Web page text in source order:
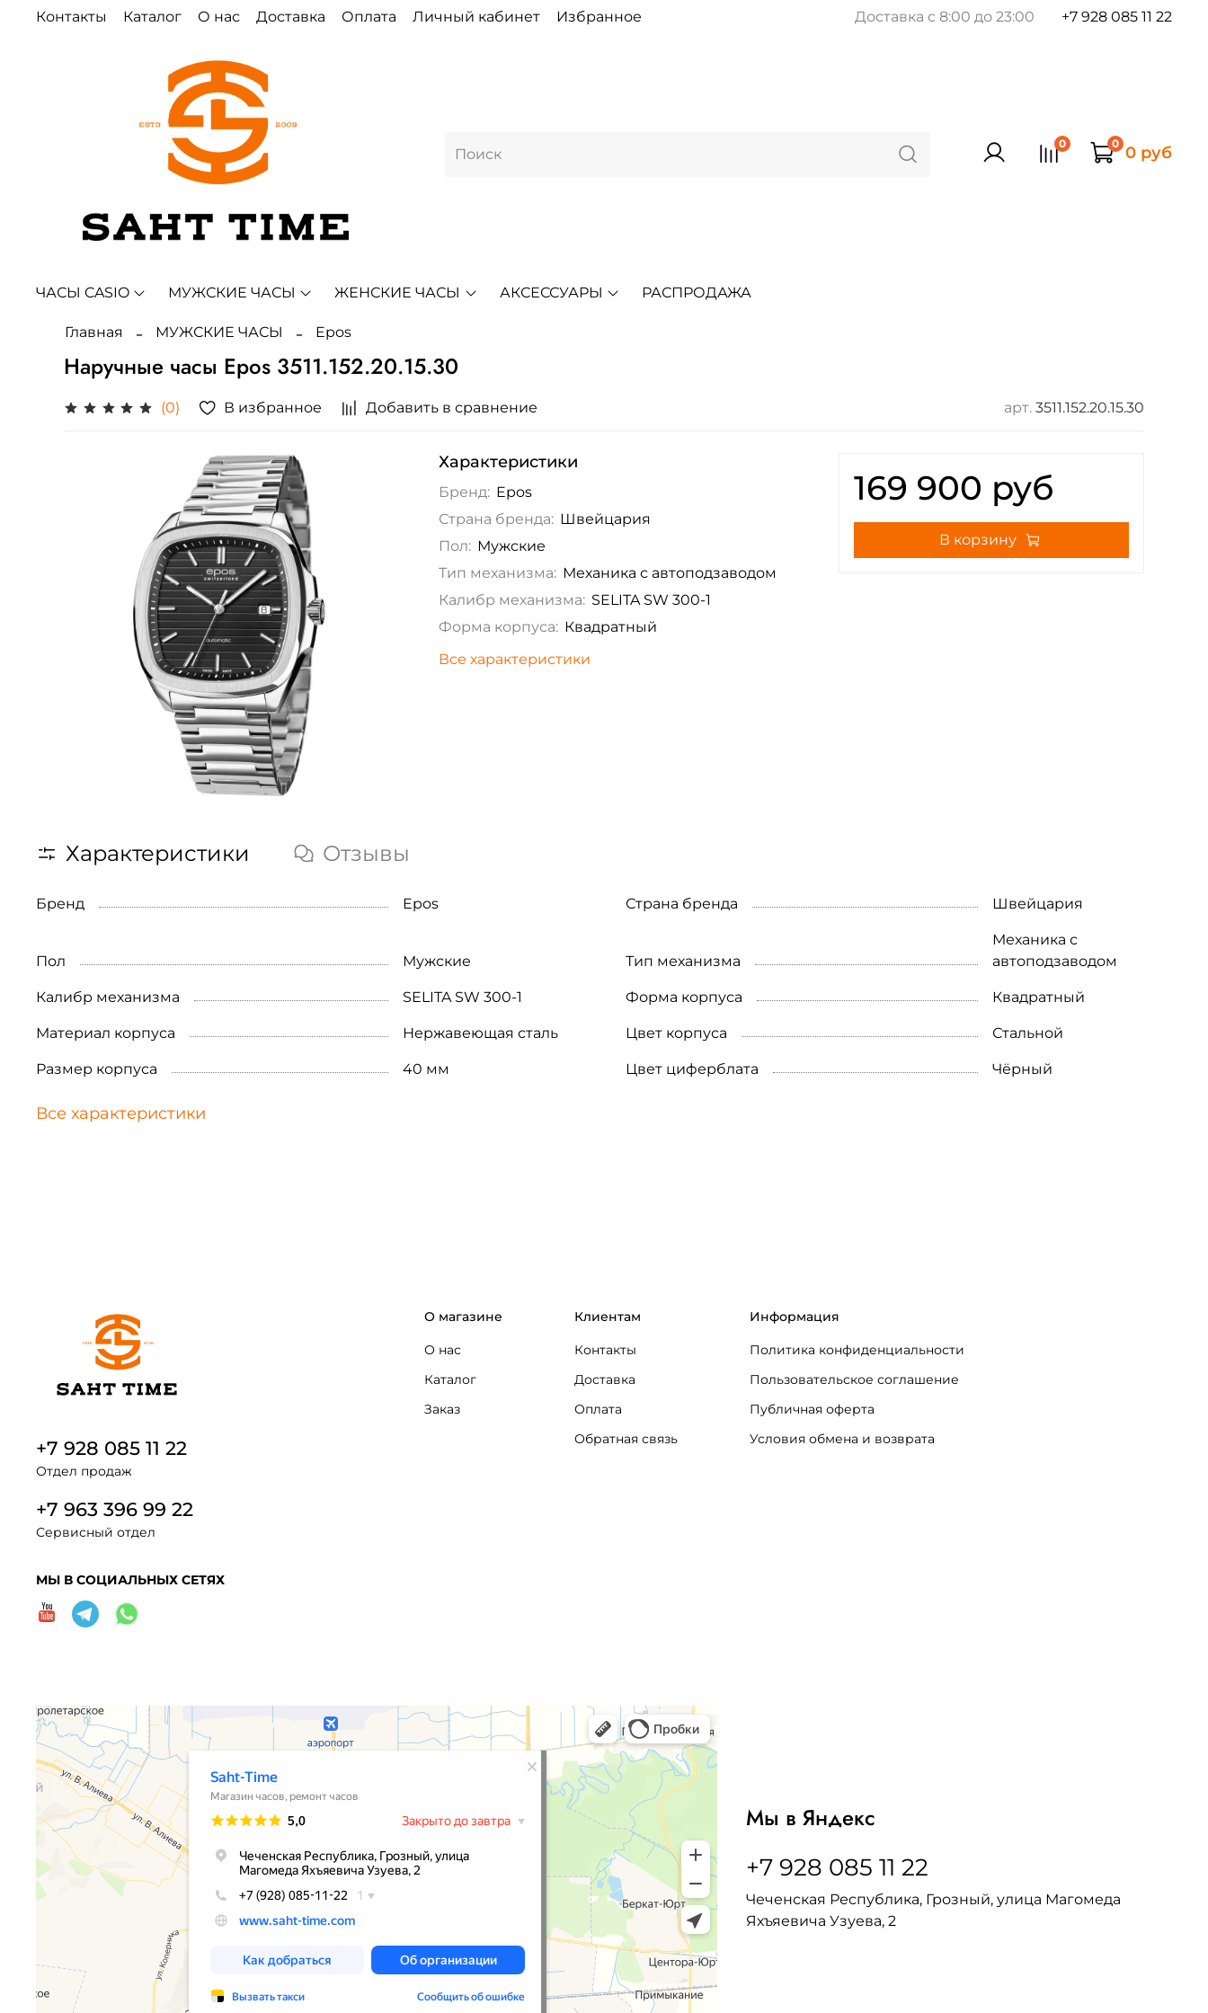
Контакты Каталог О нас Доставка Оплата Личный кабинет Избранное Доставка с 8:00 до 23:00 +7 928 085 11 22
0 0 0 руб
ЧАСЫ CASIO МУЖСКИЕ ЧАСЫ ЖЕНСКИЕ ЧАСЫ АКСЕССУАРЫ РАСПРОДАЖА
Главная МУЖСКИЕ ЧАСЫ Epos
Наручные часы Epos 3511.152.20.15.30
(0) В избранное Добавить в сравнение арт. 3511.152.20.15.30
Характеристики
Бренд: Epos
Страна бренда: Швейцария
Пол: Мужские
Тип механизма: Механика с автоподзаводом
Калибр механизма: SELITA SW 300-1
Форма корпуса: Квадратный
Все характеристики
169 900 руб
В корзину
Характеристики Отзывы
Бренд Epos Страна бренда Швейцария
Пол Мужские Тип механизма
Механика с
автоподзаводом
Калибр механизма SELITA SW 300-1 Форма корпуса Квадратный
Материал корпуса Нержавеющая сталь Цвет корпуса Стальной
Размер корпуса 40 мм Цвет циферблата Чёрный
Все характеристики
О магазине
О нас
Каталог
Заказ
Клиентам
Контакты
Доставка
Оплата
Обратная связь
Информация
Политика конфиденциальности
Пользовательское соглашение
Публичная оферта
Условия обмена и возврата
+7 928 085 11 22
Отдел продаж
+7 963 396 99 22
Сервисный отдел
МЫ В СОЦИАЛЬНЫХ СЕТЯХ
Мы в Яндекс
+7 928 085 11 22
Чеченская Республика, Грозный, улица Магомеда
Яхъяевича Узуева, 2